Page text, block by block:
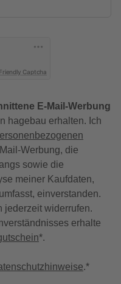
Friendly Captcha
E-Mail-Werbung
hagebau erhalten. Ich
Werbung, die
sowie die
meiner Kaufdaten,
einverstanden.
jederzeit widerrufen.
erhalte
*.
.